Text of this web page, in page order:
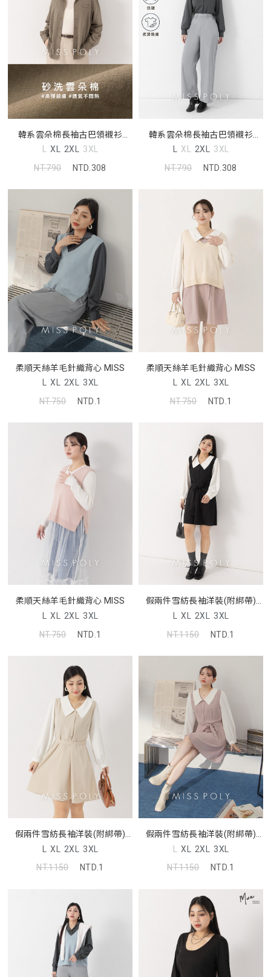
韓系雲朵棉長袖古巴領襯衫
MISS
L XL 2XL 3XL
NT.790
NTD.308
韓系雲朵棉長袖古巴領襯衫
MISS
L XL 2XL 3XL
NT.790
NTD.308
柔順天絲羊毛針織背心 MISS
L XL 2XL 3XL
NT.750
NTD.1
柔順天絲羊毛針織背心 MISS
L XL 2XL 3XL
NT.750
NTD.1
柔順天絲羊毛針織背心 MISS
L XL 2XL 3XL
NT.750
NTD.1
假兩件雪紡長袖洋裝(附綁帶)
MISS
L XL 2XL 3XL
NT.1150
NTD.1
假兩件雪紡長袖洋裝(附綁帶)
MISS
L XL 2XL 3XL
NT.1150
NTD.1
假兩件雪紡長袖洋裝(附綁帶)
MISS
L XL 2XL 3XL
NT.1150
NTD.1